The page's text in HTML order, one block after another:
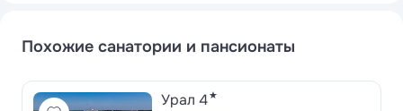
Похожие санатории и пансионаты
Урал 4★